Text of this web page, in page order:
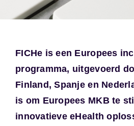
FICHe is een Europees
programma, uitgevoerd
Finland, Spanje en
is om Europees MKB te
innovatieve eHealth